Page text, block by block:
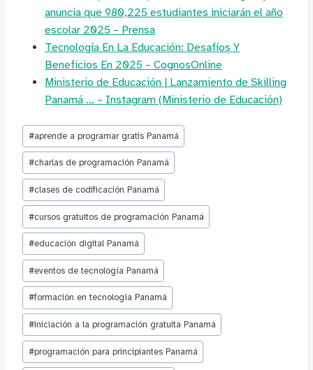
anuncia que 980,225 estudiantes iniciarán el año
escolar 2025 – Prensa
Tecnología En La Educación: Desafíos Y
Beneficios En 2025 – CognosOnline
Ministerio de Educación | Lanzamiento de Skilling
Panamá … – Instagram (Ministerio de Educación)
Etiquetas
de
la
entrada:
#aprende a programar gratis Panamá
#charlas de programación Panamá
#clases de codificación Panamá
#cursos gratuitos de programación Panamá
#educación digital Panamá
#eventos de tecnología Panamá
#formación en tecnología Panamá
#iniciación a la programación gratuita Panamá
#programación para principiantes Panamá